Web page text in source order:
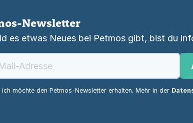
Newsletter
es etwas Neues bei Petmos gibt, bist du
ich möchte den Petmos-Newsletter erhalten. Mehr in der